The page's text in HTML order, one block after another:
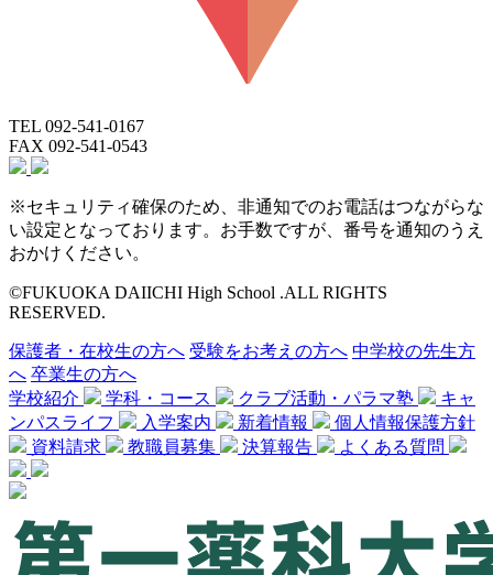
TEL 092-541-0167
FAX 092-541-0543
※セキュリティ確保のため、非通知でのお電話はつながらな
い設定となっております。お手数ですが、番号を通知のうえ
おかけください。
©FUKUOKA DAIICHI High School .ALL RIGHTS
RESERVED.
保護者・在校生の方へ 受験をお考えの方へ 中学校の先生方
へ 卒業生の方へ
学校紹介
学科・コース クラブ活動・パラマ塾
キャ
ンパスライフ
入学案内 新着情報
個人情報保護方針
資料請求
教職員募集 決算報告 よくある質問